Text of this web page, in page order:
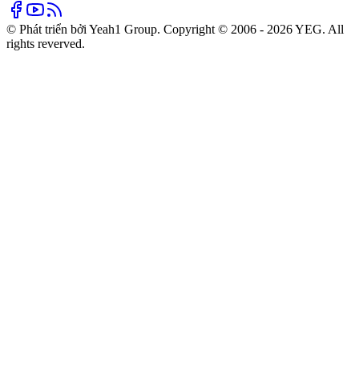
© Phát triển bởi Yeah1 Group. Copyright © 2006 - 2026 YEG. All
rights reverved.